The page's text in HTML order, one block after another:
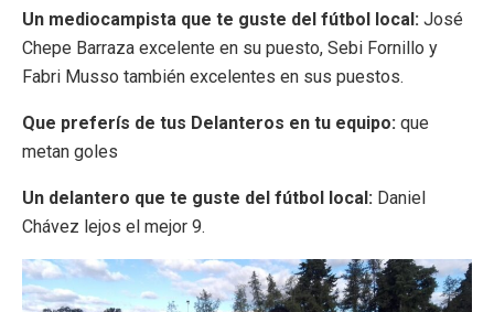
Un mediocampista que te guste del fútbol local: José
Chepe Barraza excelente en su puesto, Sebi Fornillo y
Fabri Musso también excelentes en sus puestos.
Que preferís de tus Delanteros en tu equipo: que
metan goles
Un delantero que te guste del fútbol local: Daniel
Chávez lejos el mejor 9.